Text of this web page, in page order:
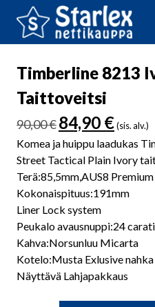
Timberline 8213
Taittoveitsi
90,00€ Alkuperäinen
hinta
oli:
90,00 €.
84,90 €Nykyinen
hinta
on:
84,90 €.
(sis. alv.)
Komea ja huippu laadukas
Street Tactical Plain Ivory
Terä:85,5mm,AUS8
Kokonaispituus:191mm
Liner Lock system
Peukalo avausnuppi:24
Kahva:Norsunluu Micarta
Kotelo:Musta Exlusive nahka
Näyttävä Lahjapakkaus